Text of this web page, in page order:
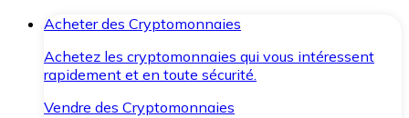
Acheter des Cryptomonnaies
Achetez les cryptomonnaies qui vous intéressent
rapidement et en toute sécurité.
Vendre des Cryptomonnaies